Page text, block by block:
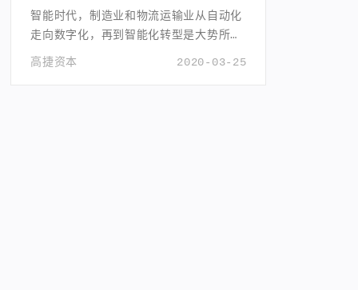
航算法和集群调度系统
智能时代，制造业和物流运输业从自动化
走向数字化，再到智能化转型是大势所
趋。
2020-03-25
高捷资本